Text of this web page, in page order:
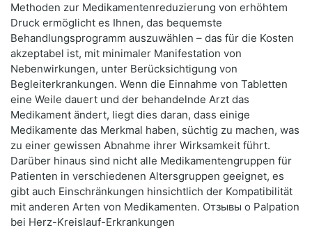
Methoden zur Medikamentenreduzierung von erhöhtem
Druck ermöglicht es Ihnen, das bequemste
Behandlungsprogramm auszuwählen – das für die Kosten
akzeptabel ist, mit minimaler Manifestation von
Nebenwirkungen, unter Berücksichtigung von
Begleiterkrankungen. Wenn die Einnahme von Tabletten
eine Weile dauert und der behandelnde Arzt das
Medikament ändert, liegt dies daran, dass einige
Medikamente das Merkmal haben, süchtig zu machen, was
zu einer gewissen Abnahme ihrer Wirksamkeit führt.
Darüber hinaus sind nicht alle Medikamentengruppen für
Patienten in verschiedenen Altersgruppen geeignet, es
gibt auch Einschränkungen hinsichtlich der Kompatibilität
mit anderen Arten von Medikamenten. Отзывы о Palpation
bei Herz-Kreislauf-Erkrankungen